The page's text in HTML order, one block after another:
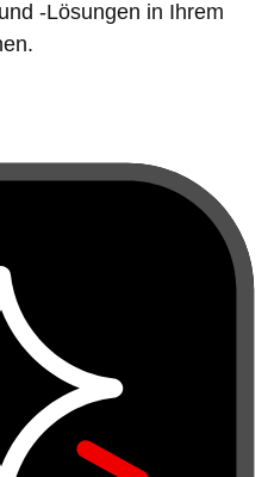
-Lösungen in Ihrem